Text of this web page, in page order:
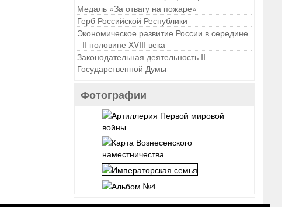
Медаль «За отвагу на пожаре»
Герб Российской Республики
Экономическое развитие России в середине
- II половине XVIII века
Законодательная деятельность II
Государственной Думы
Фотографии